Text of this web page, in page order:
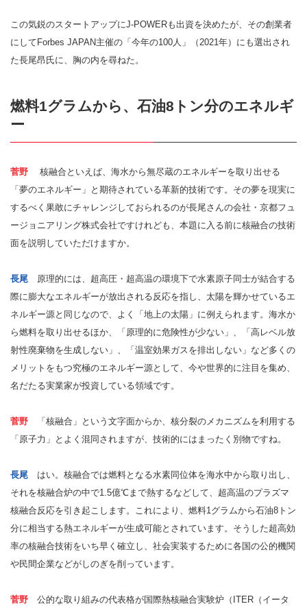
この気鋭のスタートアップにJ-POWERも出資を決めたが、その創業者
にしてForbes JAPAN主催の「今年の100人」（2021年）にも選出され
た長尾昂氏に、胸の内を尋ねた。
燃料1グラムから、石油8トン分のエネルギ
ー
菅野 核融合といえば、海水から無尽蔵のエネルギーを取り出せる
「夢のエネルギー」と期待されている革新的技術です。その夢を現実に
するべく果敢にチャレンジしておられるのが長尾さんの会社・京都フュ
ージョニアリング株式会社ですけれども、本題に入る前に核融合の技術
面を説明していただけますか。
長尾 原理的には、超高圧・超高温の環境下で水素原子同士が結合する
際に膨大なエネルギーが放出される反応を指し、太陽を輝かせているエ
ネルギー源と同じなので、よく「地上の太陽」に例えられます。海水か
ら燃料を取り出せるほか、「原理的に危険性が少ない」、「高レベル放
射性廃棄物を生成しない」、「温室効果ガスを排出しない」など多くの
メリットをもつ究極のエネルギー源として、今や世界的に注目を集め、
名だたる実業家が投資している領域です。
菅野 「核融合」という文字面からか、核分裂のメカニズムを利用する
「原子力」とよく混同されますが、技術的にはまったく別物ですね。
長尾 はい。核融合では燃料となる水素同位体を海水中から取り出し、
それを核融合炉の中で1.5億℃まで熱するなどして、超高温のプラズマ
核融合反応を引き起こします。これにより、燃料1グラムから石油8トン
分に相当する熱エネルギーが生成可能とされています。そうした超高効
率の核融合技術をいち早く確立し、社会実装するために各国の公的機関
や民間企業などがしのぎを削っています。
菅野 公的な取り組みの代表格が国際熱核融合実験炉（ITER（イータ